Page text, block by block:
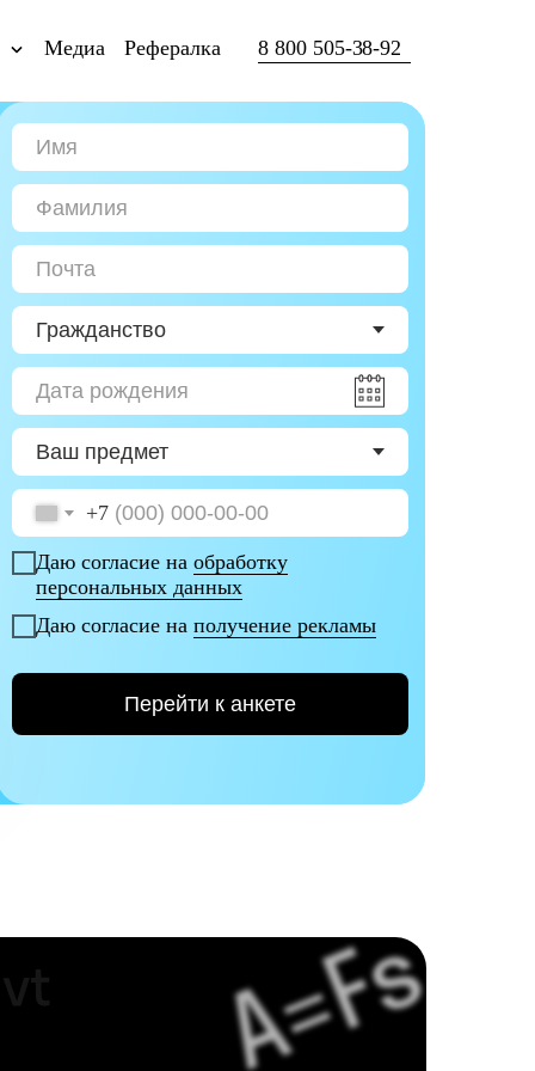
Медиа Рефералка 8 800 505-38-92
+7
Даю согласие на обработку
персональных данных
Даю согласие на получение рекламы
Перейти к анкете